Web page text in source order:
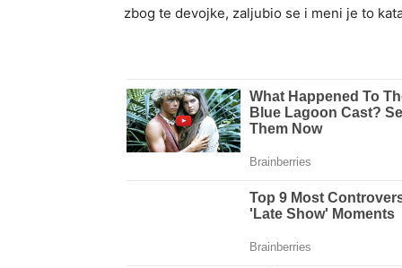
zbog te devojke, zaljubio se i meni je to